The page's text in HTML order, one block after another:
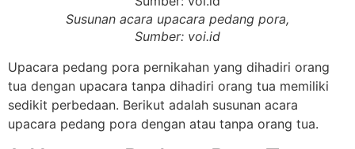
Susunan acara upacara pedang pora,
Sumber: voi.id
Upacara pedang pora pernikahan yang dihadiri orang
tua dengan upacara tanpa dihadiri orang tua memiliki
sedikit perbedaan. Berikut adalah susunan acara
upacara pedang pora dengan atau tanpa orang tua.